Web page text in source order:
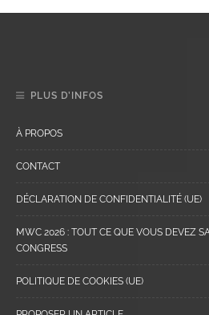
PLUS D’INFOS
À PROPOS
CONTACT
DÉCLARATION DE CONFIDENTIALITÉ (UE)
MWC 2026 : TOUT CE QUE VOUS DEVEZ
CONGRESS
POLITIQUE DE COOKIES (UE)